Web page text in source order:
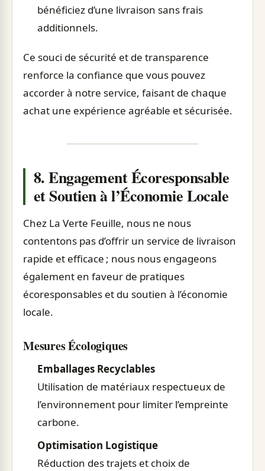
bénéficiez d’une livraison sans frais
additionnels.
Ce souci de sécurité et de transparence
renforce la confiance que vous pouvez
accorder à notre service, faisant de chaque
achat une expérience agréable et sécurisée.
8. Engagement Écoresponsable
et Soutien à l’Économie Locale
Chez La Verte Feuille, nous ne nous
contentons pas d’offrir un service de livraison
rapide et efficace ; nous nous engageons
également en faveur de pratiques
écoresponsables et du soutien à l’économie
locale.
Mesures Écologiques
Emballages Recyclables
Utilisation de matériaux respectueux de
l’environnement pour limiter l’empreinte
carbone.
Optimisation Logistique
Réduction des trajets et choix de